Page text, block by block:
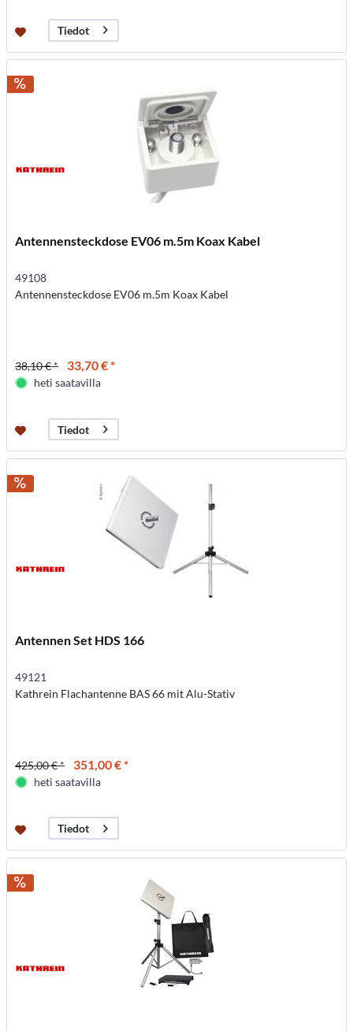
Tiedot
Antennensteckdose EV06 m.5m Koax Kabel
49108
Antennensteckdose EV06 m.5m Koax Kabel
38,10 € * 33,70 € *
heti saatavilla
Tiedot
Antennen Set HDS 166
49121
Kathrein Flachantenne BAS 66 mit Alu-Stativ
425,00 € * 351,00 € *
heti saatavilla
Tiedot